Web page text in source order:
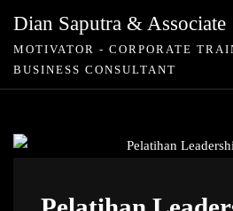
Dian Saputra & Associate
MOTIVATOR - CORPORATE
BUSINESS CONSULTANT